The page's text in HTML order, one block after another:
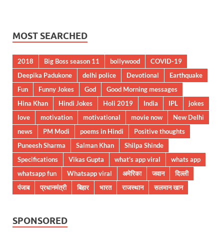
MOST SEARCHED
2018 Big Boss season 11 bollywood
COVID-19
Deepika Padukone
delhi police Devotional
Earthquake
Fun
Funny Jokes God
Good Morning messages
Hina Khan
Hindi Jokes Holi 2019 India IPL
jokes
love
motivation motivational movie now
New Delhi
news
PM Modi poems in Hindi
Positive thoughts
Puneesh Sharma
Salman Khan
Shilpa Shinde
Specifications
Vikas Gupta what's app viral
whats app
whatsapp fun
Whatsapp viral अमेरिका जवान
दिल्ली
पंजाब
प्रधानमंत्री बिहार भारत राजस्थान सलमान खान
SPONSORED